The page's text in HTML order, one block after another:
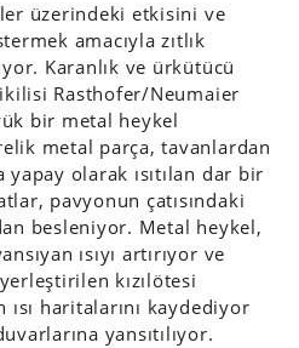
üzerindeki etkisini ve
amacıyla zıtlık
Karanlık ve ürkütücü
ikilisi Rasthofer/Neumaier
bir metal heykel
metal parça, tavanlardan
yapay olarak ısıtılan dar bir
pavyonun çatısındaki
besleniyor. Metal heykel,
ısıyı artırıyor ve
kızılötesi
haritalarını kaydediyor
yansıtılıyor.